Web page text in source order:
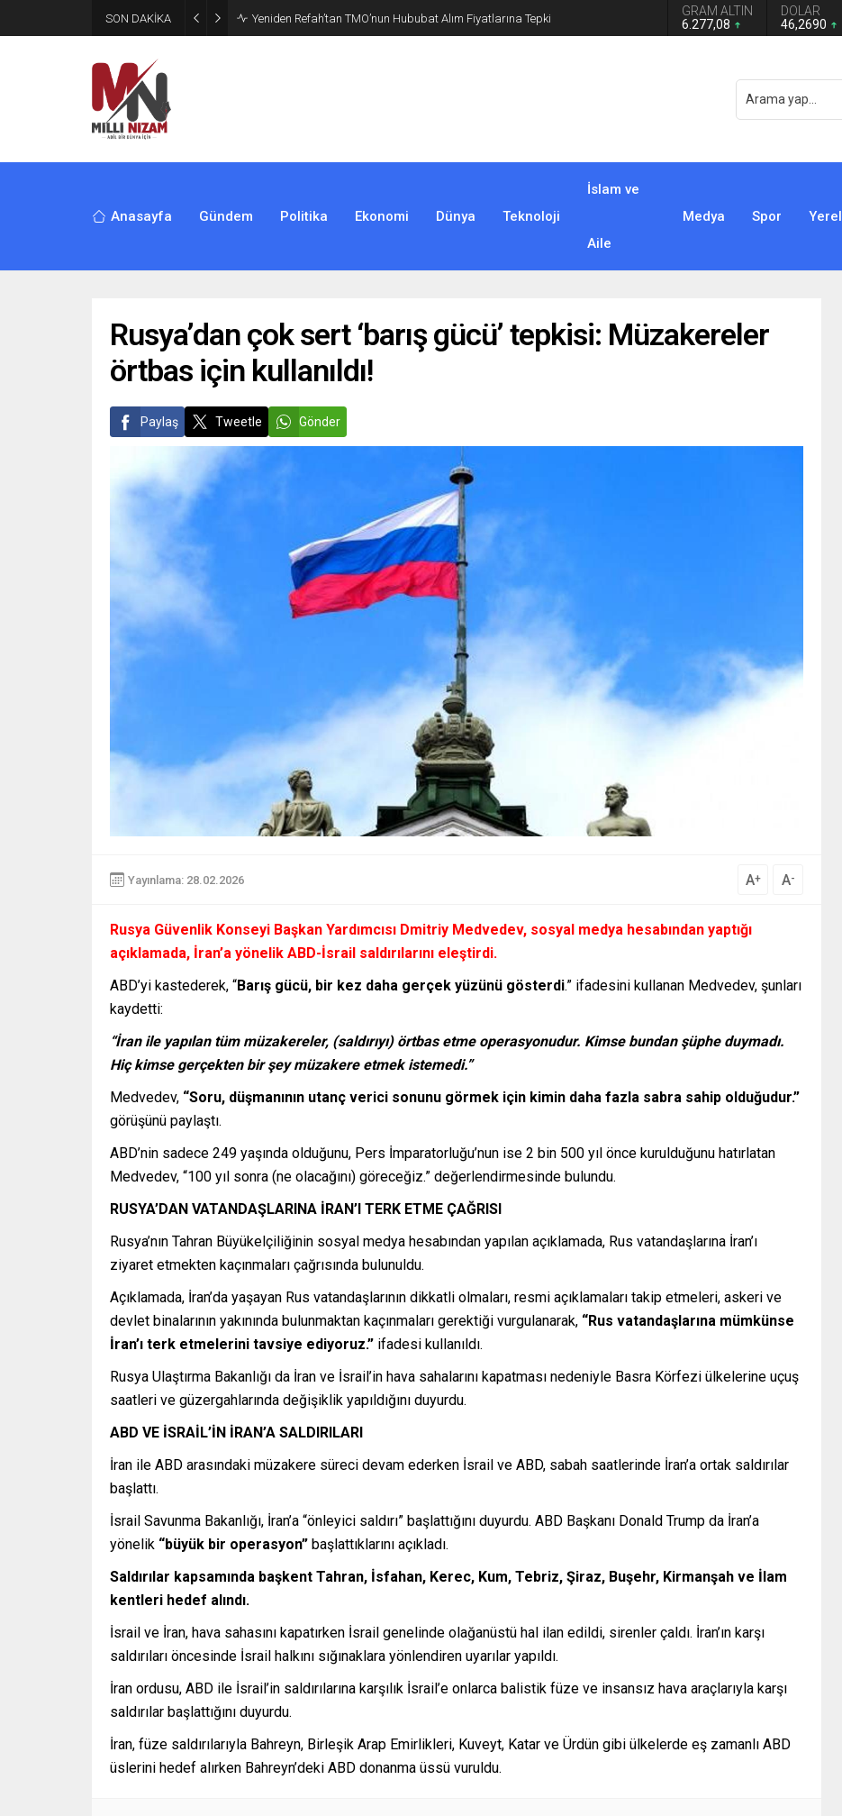
SON DAKİKA CHP’de Günaydın ve Başarır’ın grup başkanvekilliği düştü
GRAM ALTIN
6.277,08
DOLAR
46,2690
Anasayfa Gündem Politika Ekonomi Dünya Teknoloji
İslam ve
Aile
Medya Spor Yerel
Rusya’dan çok sert ‘barış gücü’ tepkisi: Müzakereler
örtbas için kullanıldı!
Paylaş Tweetle Gönder
Yayınlama: 28.02.2026 A+ A-
Rusya Güvenlik Konseyi Başkan Yardımcısı Dmitriy Medvedev, sosyal medya hesabından yaptığı
açıklamada, İran’a yönelik ABD-İsrail saldırılarını eleştirdi.
ABD’yi kastederek, “Barış gücü, bir kez daha gerçek yüzünü gösterdi.” ifadesini kullanan Medvedev, şunları
kaydetti:
“İran ile yapılan tüm müzakereler, (saldırıyı) örtbas etme operasyonudur. Kimse bundan şüphe duymadı.
Hiç kimse gerçekten bir şey müzakere etmek istemedi.”
Medvedev, “Soru, düşmanının utanç verici sonunu görmek için kimin daha fazla sabra sahip olduğudur.”
görüşünü paylaştı.
ABD’nin sadece 249 yaşında olduğunu, Pers İmparatorluğu’nun ise 2 bin 500 yıl önce kurulduğunu hatırlatan
Medvedev, “100 yıl sonra (ne olacağını) göreceğiz.” değerlendirmesinde bulundu.
RUSYA’DAN VATANDAŞLARINA İRAN’I TERK ETME ÇAĞRISI
Rusya’nın Tahran Büyükelçiliğinin sosyal medya hesabından yapılan açıklamada, Rus vatandaşlarına İran’ı
ziyaret etmekten kaçınmaları çağrısında bulunuldu.
Açıklamada, İran’da yaşayan Rus vatandaşlarının dikkatli olmaları, resmi açıklamaları takip etmeleri, askeri ve
devlet binalarının yakınında bulunmaktan kaçınmaları gerektiği vurgulanarak, “Rus vatandaşlarına mümkünse
İran’ı terk etmelerini tavsiye ediyoruz.” ifadesi kullanıldı.
Rusya Ulaştırma Bakanlığı da İran ve İsrail’in hava sahalarını kapatması nedeniyle Basra Körfezi ülkelerine uçuş
saatleri ve güzergahlarında değişiklik yapıldığını duyurdu.
ABD VE İSRAİL’İN İRAN’A SALDIRILARI
İran ile ABD arasındaki müzakere süreci devam ederken İsrail ve ABD, sabah saatlerinde İran’a ortak saldırılar
başlattı.
İsrail Savunma Bakanlığı, İran’a “önleyici saldırı” başlattığını duyurdu. ABD Başkanı Donald Trump da İran’a
yönelik “büyük bir operasyon” başlattıklarını açıkladı.
Saldırılar kapsamında başkent Tahran, İsfahan, Kerec, Kum, Tebriz, Şiraz, Buşehr, Kirmanşah ve İlam
kentleri hedef alındı.
İsrail ve İran, hava sahasını kapatırken İsrail genelinde olağanüstü hal ilan edildi, sirenler çaldı. İran’ın karşı
saldırıları öncesinde İsrail halkını sığınaklara yönlendiren uyarılar yapıldı.
İran ordusu, ABD ile İsrail’in saldırılarına karşılık İsrail’e onlarca balistik füze ve insansız hava araçlarıyla karşı
saldırılar başlattığını duyurdu.
İran, füze saldırılarıyla Bahreyn, Birleşik Arap Emirlikleri, Kuveyt, Katar ve Ürdün gibi ülkelerde eş zamanlı ABD
üslerini hedef alırken Bahreyn’deki ABD donanma üssü vuruldu.